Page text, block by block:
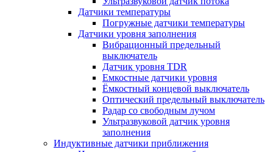
Датчики температуры
Погружные датчики температуры
Датчики уровня заполнения
Вибрационный предельный
выключатель
Датчик уровня TDR
Емкостные датчики уровня
Ёмкостный концевой выключатель
Оптический предельный выключатель
Радар со свободным лучом
Ультразвуковой датчик уровня
заполнения
Индуктивные датчики приближения